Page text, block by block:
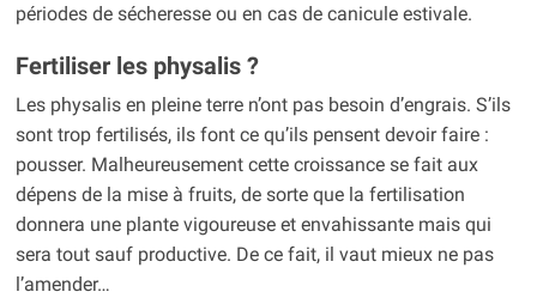
périodes de sécheresse ou en cas de canicule estivale.
Fertiliser les physalis ?
Les physalis en pleine terre n’ont pas besoin d’engrais. S’ils
sont trop fertilisés, ils font ce qu’ils pensent devoir faire :
pousser. Malheureusement cette croissance se fait aux
dépens de la mise à fruits, de sorte que la fertilisation
donnera une plante vigoureuse et envahissante mais qui
sera tout sauf productive. De ce fait, il vaut mieux ne pas
l’amender…